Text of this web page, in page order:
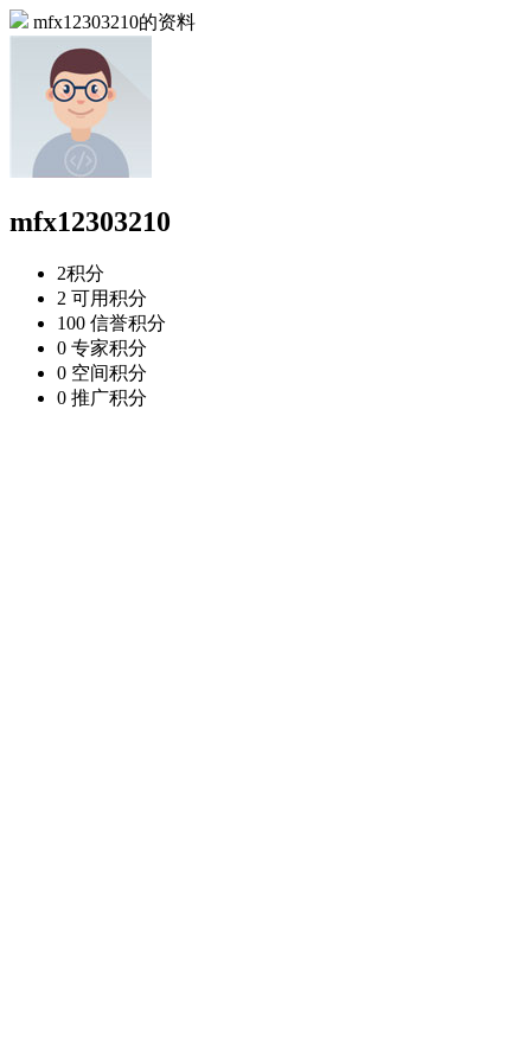
mfx12303210的资料
mfx12303210
2积分
2 可用积分
100 信誉积分
0 专家积分
0 空间积分
0 推广积分